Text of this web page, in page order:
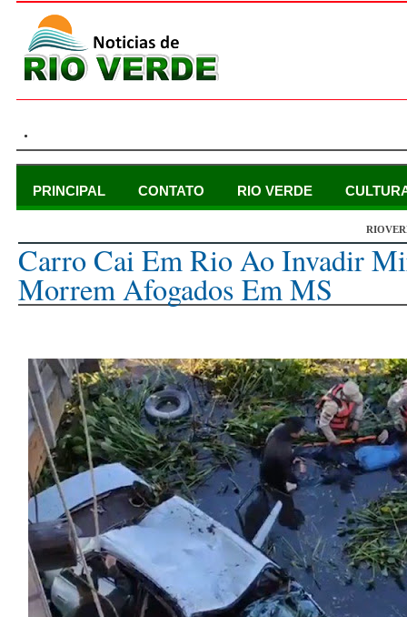
.
PRINCIPAL CONTATO RIO VERDE
Carro Cai Em Rio Ao Invadir
Morrem Afogados Em MS